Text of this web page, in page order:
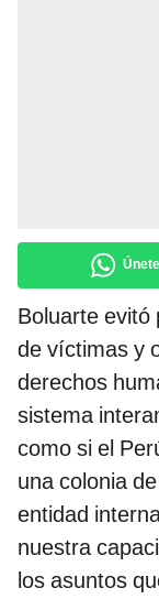
Boluarte evitó
de víctimas y
derechos
sistema
como si el
una colonia
entidad
nuestra
los asuntos